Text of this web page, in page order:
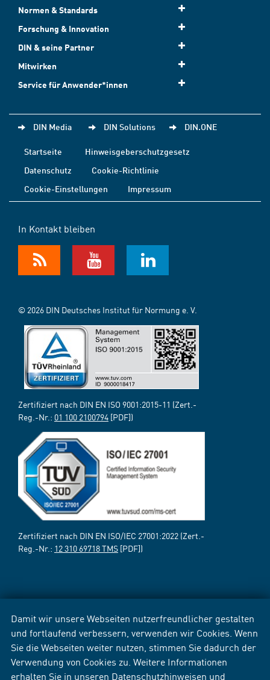
Damit wir unsere Webseiten nutzerfreundlicher gestalten
und fortlaufend verbessern, verwenden wir Cookies. Wenn
Sie die Webseiten weiter nutzen, stimmen Sie dadurch der
Verwendung von Cookies zu. Weitere Informationen
erhalten Sie in unseren Datenschutzhinweisen und
Normen & Standards
Forschung & Innovation
DIN & seine Partner
Mitwirken
Service für Anwender*innen
DIN Media DIN Solutions DIN.ONE
Startseite
Hinweisgeberschutzgesetz
Datenschutz
Cookie-Richtlinie
Cookie-Einstellungen
Impressum
In Kontakt bleiben
© 2026 DIN Deutsches Institut für Normung e. V.
Zertifiziert nach DIN EN ISO 9001:2015-11 (Zert.-
Reg.-Nr.: 01 100 2100794 [PDF])
Zertifiziert nach DIN EN ISO/IEC 27001:2022 (Zert.-
Reg.-Nr.: 12 310 69718 TMS [PDF])